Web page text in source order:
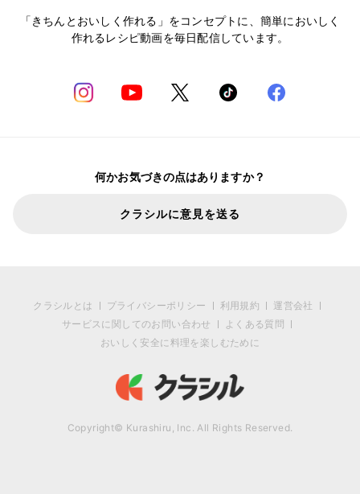
「きちんとおいしく作れる」をコンセプトに、簡単においしく
作れるレシピ動画を毎日配信しています。
何かお気づきの点はありますか？
クラシルに意見を送る
クラシルとは プライバシーポリシー 利用規約
運営会社
サービスに関してのお問い合わせ
よくある質問
おいしく安全に料理を楽しむために
Copyright© Kurashiru, Inc. All Rights Reserved.